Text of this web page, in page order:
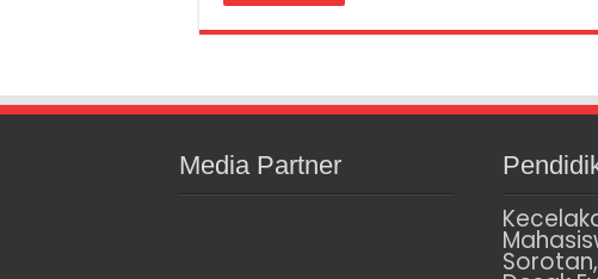
Media Partner
Sorotan,